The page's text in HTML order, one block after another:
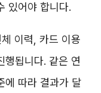
있어야 합니다.
이력, 카드 이용
행됩니다. 같은 연
에 따라 결과가 달